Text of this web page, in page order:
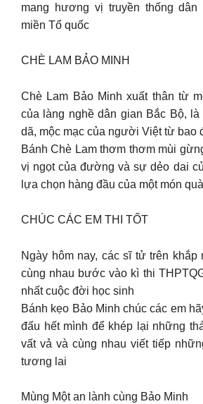
mang hương vị truyền thống
miền Tổ quốc
CHÈ LAM BẢO MINH
Chè Lam Bảo Minh xuất thân từ
của làng nghề dân gian Bắc Bộ, là
dã, mộc mạc của người Việt từ bao
Bánh Chè Lam thơm thơm mùi
vị ngọt của đường và sự dẻo dai
lựa chọn hàng đầu của một món
CHÚC CÁC EM THI TỐT
Ngày hôm nay, các sĩ tử trên khắp
cùng nhau bước vào kì thi
nhất cuộc đời học sinh
Bánh kẹo Bảo Minh chúc các em
đấu hết mình để khép lại những
vất vả và cùng nhau viết tiếp
tương lai
Mùng Một an lành cùng Bảo Minh